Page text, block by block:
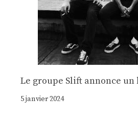
Le groupe Slift annonce un
5 janvier 2024